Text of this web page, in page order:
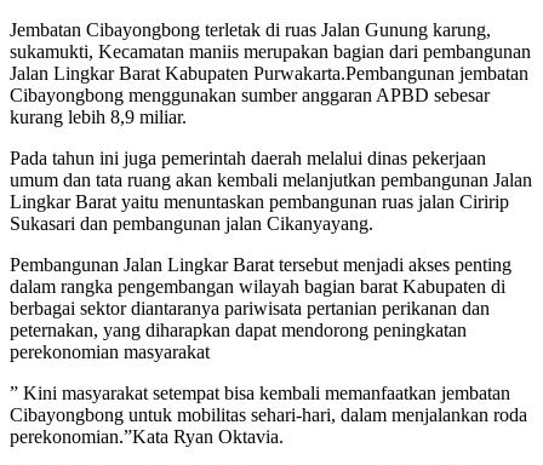
Jembatan Cibayongbong terletak di ruas Jalan Gunung karung,
sukamukti, Kecamatan maniis merupakan bagian dari pembangunan
Jalan Lingkar Barat Kabupaten Purwakarta.Pembangunan jembatan
Cibayongbong menggunakan sumber anggaran APBD sebesar
kurang lebih 8,9 miliar.
Pada tahun ini juga pemerintah daerah melalui dinas pekerjaan
umum dan tata ruang akan kembali melanjutkan pembangunan Jalan
Lingkar Barat yaitu menuntaskan pembangunan ruas jalan Ciririp
Sukasari dan pembangunan jalan Cikanyayang.
Pembangunan Jalan Lingkar Barat tersebut menjadi akses penting
dalam rangka pengembangan wilayah bagian barat Kabupaten di
berbagai sektor diantaranya pariwisata pertanian perikanan dan
peternakan, yang diharapkan dapat mendorong peningkatan
perekonomian masyarakat
” Kini masyarakat setempat bisa kembali memanfaatkan jembatan
Cibayongbong untuk mobilitas sehari-hari, dalam menjalankan roda
perekonomian.”Kata Ryan Oktavia.